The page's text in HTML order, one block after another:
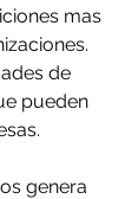
mas
de
pueden
genera